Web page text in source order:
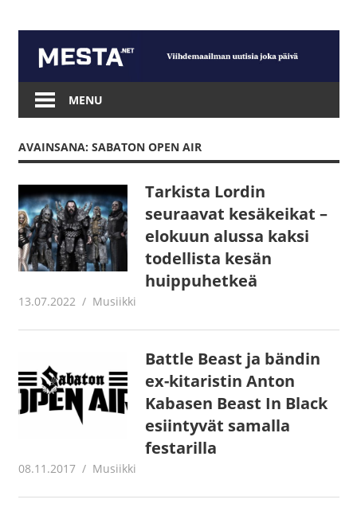
content
Mesta.net
MENU
AVAINSANA: SABATON OPEN AIR
Tarkista Lordin
seuraavat kesäkeikat –
elokuun alussa kaksi
todellista kesän
huippuhetkeä
13.07.2022 Juha Kaunisto
Musiikki
Battle Beast ja bändin
ex-kitaristin Anton
Kabasen Beast In Black
esiintyvät samalla
festarilla
08.11.2017 Juha Kaunisto
Musiikki